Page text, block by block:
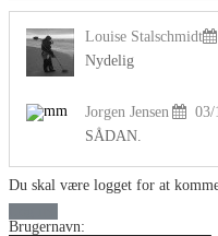
Louise Stalschmidt
Nydelig
Jorgen Jensen
03/
SÅDAN.
Du skal være logget for at
Brugernavn: